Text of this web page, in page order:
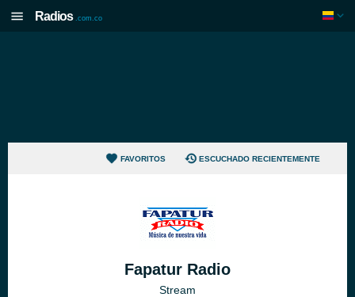
Radios .com.co
FAVORITOS ESCUCHADO RECIENTEMENTE
Fapatur Radio
Stream